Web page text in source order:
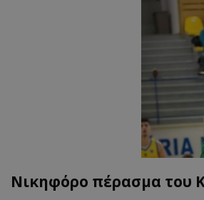
Νικηφόρο πέρασμα του